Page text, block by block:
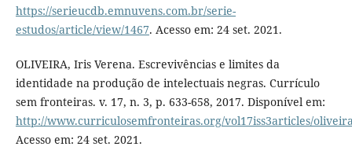
https://serieucdb.emnuvens.com.br/serie-
estudos/article/view/1467. Acesso em: 24 set. 2021.
OLIVEIRA, Iris Verena. Escrevivências e limites da
identidade na produção de intelectuais negras. Currículo
sem fronteiras. v. 17, n. 3, p. 633-658, 2017. Disponível em:
http://www.curriculosemfronteiras.org/vol17iss3articles/
Acesso em: 24 set. 2021.